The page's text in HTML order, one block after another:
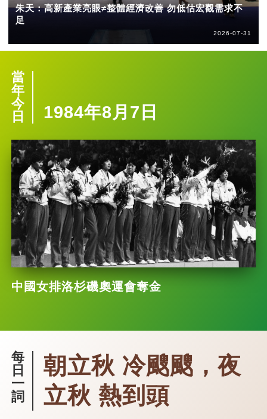
朱天：高新產業亮眼≠整體經濟改善 勿低估宏觀需求不
足
2026-07-31
當
年
今
日
1984年8月7日
中國女排洛杉磯奧運會奪金
每
日
一
詞
朝立秋 冷颼颼，夜
立秋 熱到頭